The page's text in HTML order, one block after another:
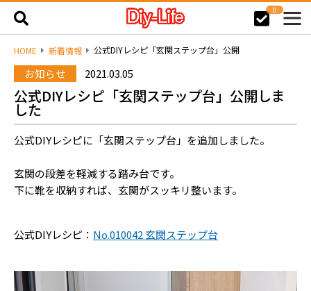
0
HOME 新着情報 公式DIYレシピ「玄関ステップ台」公開
お知らせ 2021.03.05
公式DIYレシピ「玄関ステップ台」公開しま
した
公式DIYレシピに「玄関ステップ台」を追加しました。
玄関の段差を軽減する踏み台です。
下に靴を収納すれば、玄関がスッキリ整います。
公式DIYレシピ： No.010042 玄関ステップ台